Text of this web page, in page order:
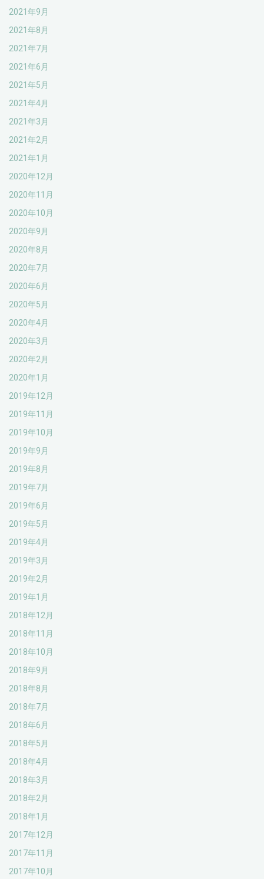
2021年9月
2021年8月
2021年7月
2021年6月
2021年5月
2021年4月
2021年3月
2021年2月
2021年1月
2020年12月
2020年11月
2020年10月
2020年9月
2020年8月
2020年7月
2020年6月
2020年5月
2020年4月
2020年3月
2020年2月
2020年1月
2019年12月
2019年11月
2019年10月
2019年9月
2019年8月
2019年7月
2019年6月
2019年5月
2019年4月
2019年3月
2019年2月
2019年1月
2018年12月
2018年11月
2018年10月
2018年9月
2018年8月
2018年7月
2018年6月
2018年5月
2018年4月
2018年3月
2018年2月
2018年1月
2017年12月
2017年11月
2017年10月